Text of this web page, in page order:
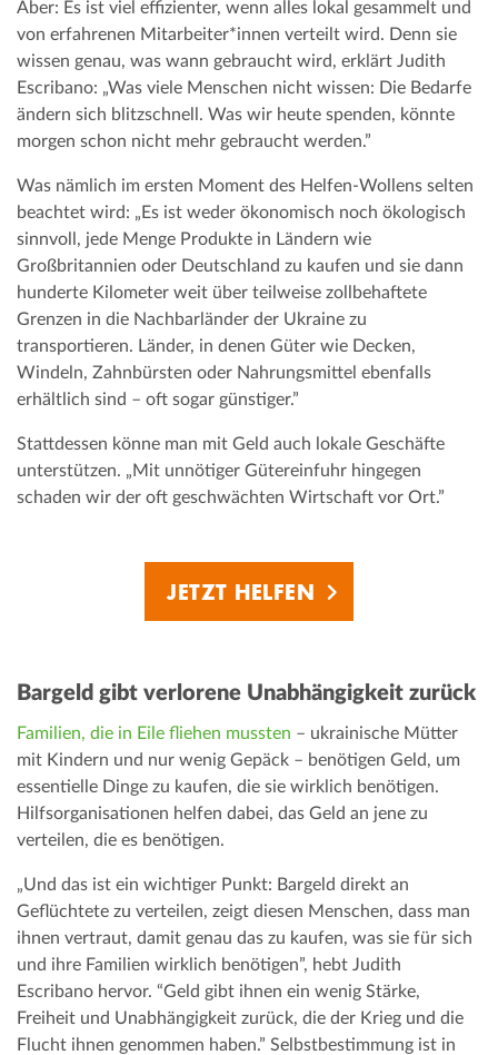
Aber: Es ist viel effizienter, wenn alles lokal gesammelt und
von erfahrenen Mitarbeiter*innen verteilt wird. Denn sie
wissen genau, was wann gebraucht wird, erklärt Judith
Escribano: „Was viele Menschen nicht wissen: Die Bedarfe
ändern sich blitzschnell. Was wir heute spenden, könnte
morgen schon nicht mehr gebraucht werden.”
Was nämlich im ersten Moment des Helfen-Wollens selten
beachtet wird: „Es ist weder ökonomisch noch ökologisch
sinnvoll, jede Menge Produkte in Ländern wie
Großbritannien oder Deutschland zu kaufen und sie dann
hunderte Kilometer weit über teilweise zollbehaftete
Grenzen in die Nachbarländer der Ukraine zu
transportieren. Länder, in denen Güter wie Decken,
Windeln, Zahnbürsten oder Nahrungsmittel ebenfalls
erhältlich sind – oft sogar günstiger.”
Stattdessen könne man mit Geld auch lokale Geschäfte
unterstützen. „Mit unnötiger Gütereinfuhr hingegen
schaden wir der oft geschwächten Wirtschaft vor Ort.”
JETZT HELFEN
Bargeld gibt verlorene Unabhängigkeit zurück
Familien, die in Eile fliehen mussten – ukrainische Mütter
mit Kindern und nur wenig Gepäck – benötigen Geld, um
essentielle Dinge zu kaufen, die sie wirklich benötigen.
Hilfsorganisationen helfen dabei, das Geld an jene zu
verteilen, die es benötigen.
„Und das ist ein wichtiger Punkt: Bargeld direkt an
Geflüchtete zu verteilen, zeigt diesen Menschen, dass man
ihnen vertraut, damit genau das zu kaufen, was sie für sich
und ihre Familien wirklich benötigen”, hebt Judith
Escribano hervor. “Geld gibt ihnen ein wenig Stärke,
Freiheit und Unabhängigkeit zurück, die der Krieg und die
Flucht ihnen genommen haben.” Selbstbestimmung ist in